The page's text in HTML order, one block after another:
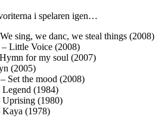
i spelaren igen…
sing, we danc, we steal things (2008)
– Little Voice (2008)
for my soul (2007)
(2005)
– Set the mood (2008)
Legend (1984)
Uprising (1980)
Kaya (1978)